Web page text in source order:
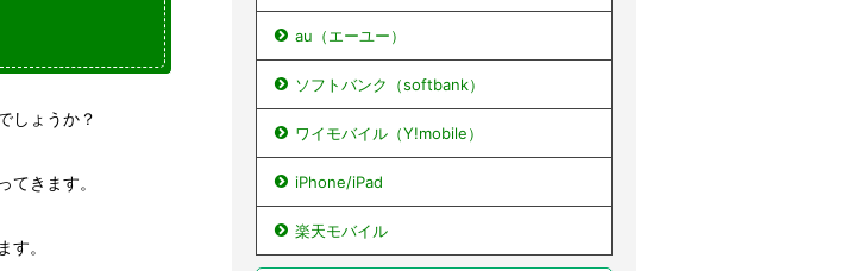
しょうか？
きます。
す。
au（エーユー）
ソフトバンク（softbank）
ワイモバイル（Y!mobile）
iPhone/iPad
楽天モバイル